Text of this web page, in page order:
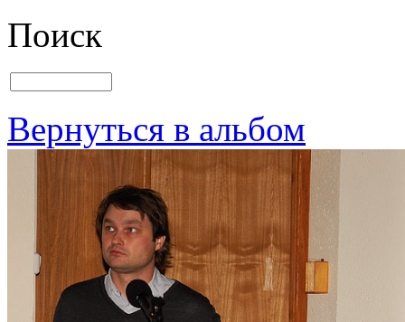
Поиск
Вернуться в альбом